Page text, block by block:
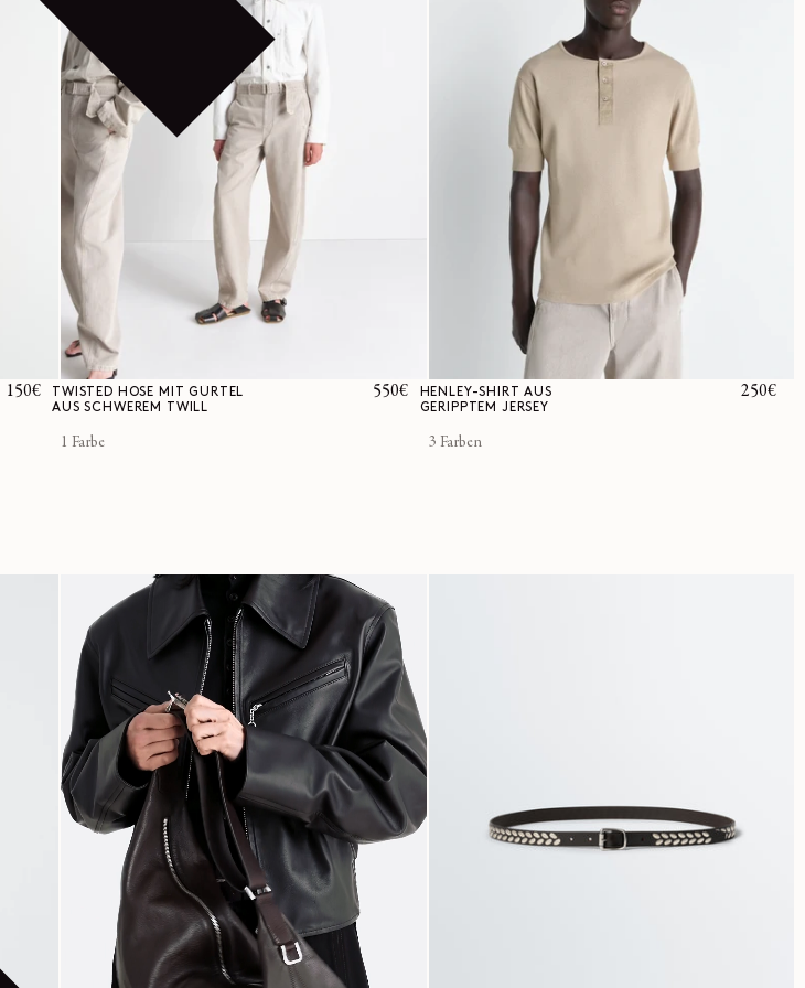
Normaler
150€
TWISTED HOSE MIT GÜRTEL
AUS SCHWEREM TWILL
Normaler
550€
1 Farbe
HENLEY-SHIRT AUS
GERIPPTEM JERSEY
250€
3 Farben